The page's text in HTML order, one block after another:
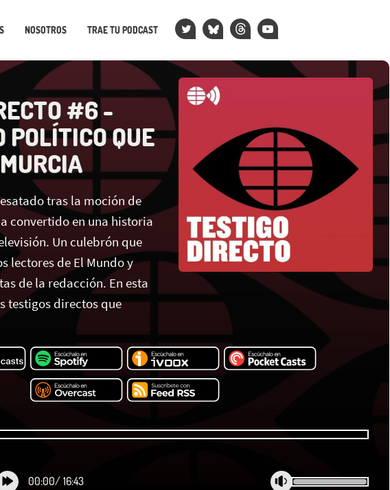
NOSOTROS TRAE TU PODCAST
#6 -
POLÍTICO QUE
tras la moción de
convertido en una historia
Un culebrón que
lectores de El Mundo y
de la redacción. En esta
testigos directos que
00:00/ 16:43